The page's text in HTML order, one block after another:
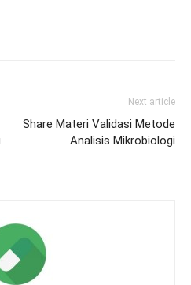
Next article
Share Materi Validasi Metode
Analisis Mikrobiologi